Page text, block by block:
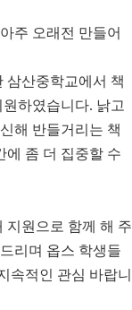
아주 오래전 만들어
삼산중학교에서 책
원하였습니다. 낡고
해 반들거리는 책
에 좀 더 집중할 수
지원으로 함께 해 주
리며 옵스 학생들
속적인 관심 바랍니